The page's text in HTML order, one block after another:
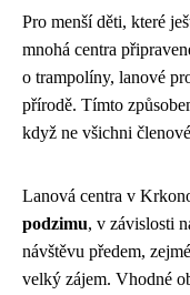
Pro menší děti, které
mnohá centra
o trampolíny, lanové
přírodě. Tímto
když ne všichni
Lanová centra v
podzimu, v závislosti
návštěvu předem,
velký zájem. Vhodné